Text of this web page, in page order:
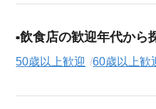
飲食店の歓迎年代から
50歳以上歓迎 60歳以上歓